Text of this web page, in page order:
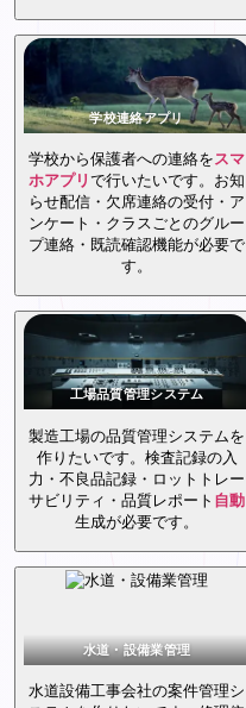
学校連絡アプリ
学校から保護者への連絡をスマ
ホアプリ で行いたいです。お知
らせ配信・欠席連絡の受付・ア
ンケート・クラスごとのグルー
プ連絡・既読確認機能が必要で
す。
工場品質管理システム
製造工場の品質管理システムを
作りたいです。検査記録の入
力・不良品記録・ロットトレー
サビリティ・品質レポート 自動
生成が必要です。
水道・設備業管理
水道設備工事会社の案件管理シ